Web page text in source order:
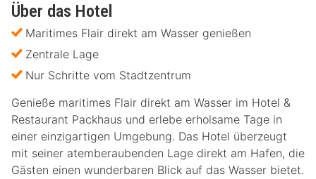
Über das Hotel
Maritimes Flair direkt am Wasser genießen
Zentrale Lage
Nur Schritte vom Stadtzentrum
Genieße maritimes Flair direkt am Wasser im Hotel &
Restaurant Packhaus und erlebe erholsame Tage in
einer einzigartigen Umgebung. Das Hotel überzeugt
mit seiner atemberaubenden Lage direkt am Hafen, die
Gästen einen wunderbaren Blick auf das Wasser bietet.